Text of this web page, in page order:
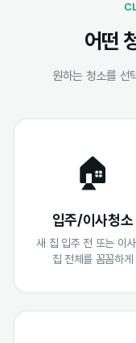
어떤
원하는 청소를 선
🏠
입주/이사청소
새 집 입주 전 또는 이
집 전체를 꼼꼼하게